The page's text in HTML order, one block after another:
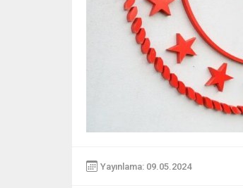
Yayınlama: 09.05.2024